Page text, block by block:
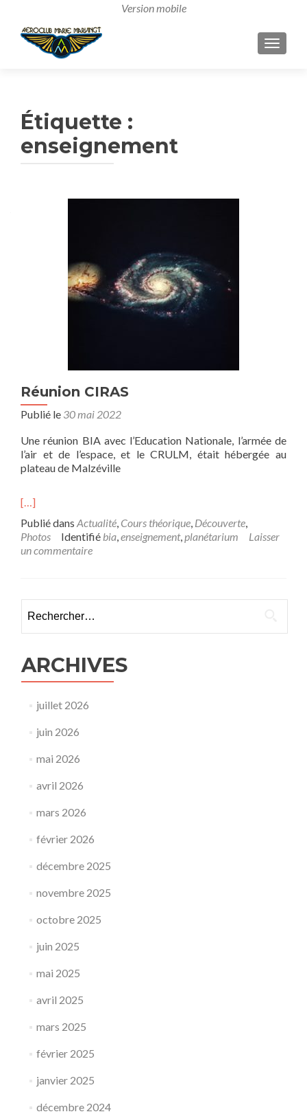
Étiquette :
enseignement
Réunion CIRAS
Publié le 30 mai 2022
Une réunion BIA avec l’Education Nationale, l’armée de
l’air et de l’espace, et le CRULM, était hébergée au
plateau de Malzéville
[…]
Publié dans Actualité, Cours théorique, Découverte,
Photos
Identifié bia,enseignement,planétarium
Laisser
un commentaire
ARCHIVES
juillet 2026
juin 2026
mai 2026
avril 2026
mars 2026
février 2026
décembre 2025
novembre 2025
octobre 2025
juin 2025
mai 2025
avril 2025
mars 2025
février 2025
janvier 2025
décembre 2024